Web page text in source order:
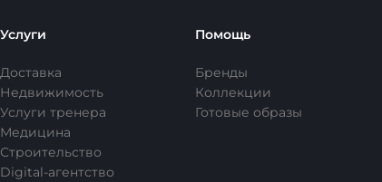
Услуги
Доставка
Недвижимость
Услуги тренера
Медицина
Строительство
Digital-агентство
Помощь
Бренды
Коллекции
Готовые образы